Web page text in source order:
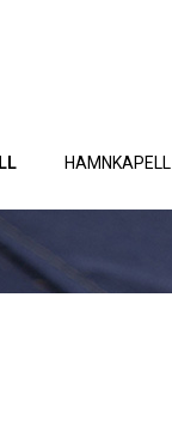
HAMNKAPELL